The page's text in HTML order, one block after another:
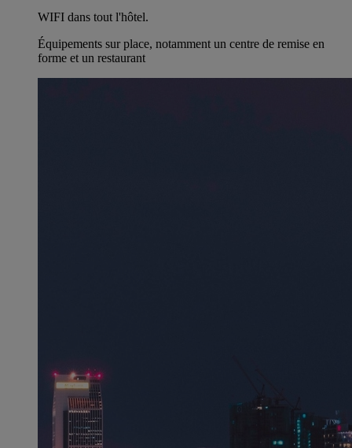
WIFI dans tout l'hôtel.
Équipements sur place, notamment un centre de remise en
forme et un restaurant